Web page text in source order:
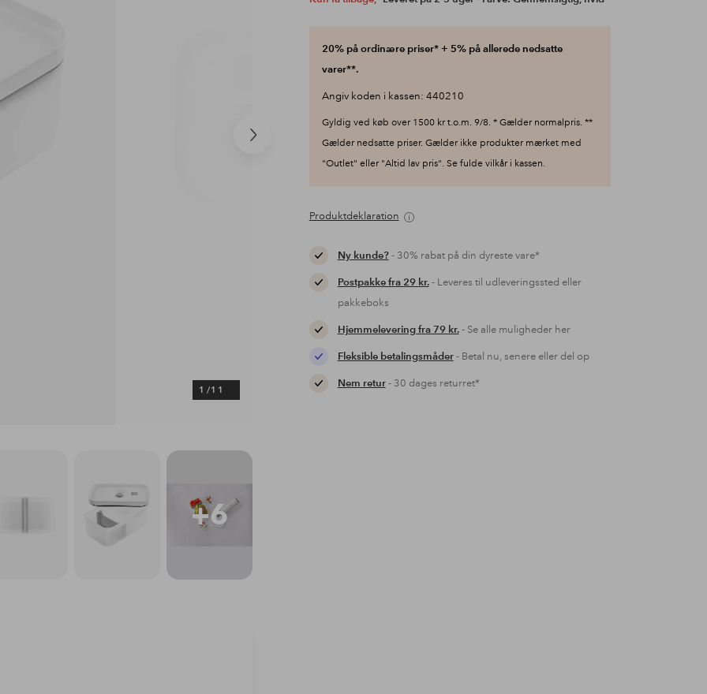
Næste
1 /11
20% på ordinære priser* + 5% på allerede nedsatte
varer**.
Angiv koden i kassen: 440210
Gyldig ved køb over 1500 kr t.o.m. 9/8. * Gælder normalpris. **
Gælder nedsatte priser. Gælder ikke produkter mærket med
"Outlet" eller "Altid lav pris". Se fulde vilkår i kassen.
Produktdeklaration
Ny kunde?- 30% rabat på din dyreste vare*
Postpakke fra 29 kr.- Leveres til udleveringssted eller
pakkeboks
Hjemmelevering fra 79 kr.- Se alle muligheder her
Fleksible betalingsmåder- Betal nu, senere eller del op
Nem retur- 30 dages returret*
+6